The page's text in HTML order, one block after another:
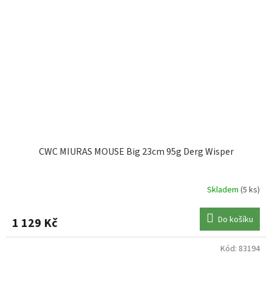
CWC MIURAS MOUSE Big 23cm 95g Derg Wisper
Skladem (5 ks)
1 129 Kč Do košíku
Kód: 83194